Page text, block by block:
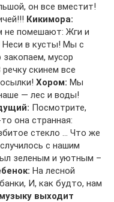
он все вместит!
Кикимора:
не помешают: Жги и
Неси в кусты! Мы с
мусор
речку скинем все
Хором: Мы
— лес и воды!
Посмотрите,
она странная:
стекло … Что же
с нашим
зеленым и уютным –
На лесной
И, как будто, нам
выходит